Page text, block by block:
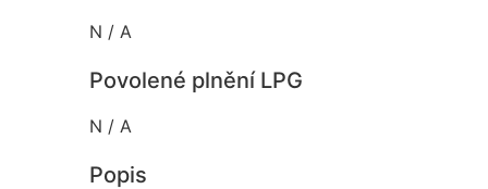
N / A
Povolené plnění LPG
N / A
Popis